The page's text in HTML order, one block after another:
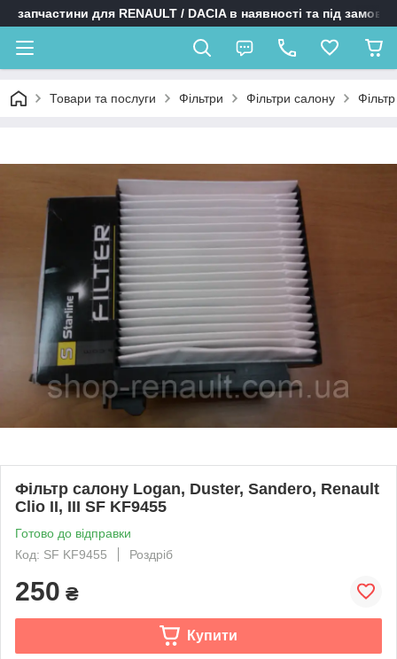
запчастини для RENAULT / DACIA в наявності та під
Товари та послуги Фільтри Фільтри салону
Фільтр салону Logan, Duster, Sandero, Renault
Clio II, III SF KF9455
Готово до відправки
Код: SF KF9455
Роздріб
250 ₴
Купити